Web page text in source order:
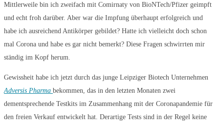
Mittlerweile bin ich zweifach mit Comirnaty von BioNTech/Pfizer geimpft
und echt froh darüber. Aber war die Impfung überhaupt erfolgreich und
habe ich ausreichend Antikörper gebildet? Hatte ich vielleicht doch schon
mal Corona und habe es gar nicht bemerkt? Diese Fragen schwirrten mir
ständig im Kopf herum.
Gewissheit habe ich jetzt durch das junge Leipziger Biotech Unternehmen
Adversis Pharma bekommen, das in den letzten Monaten zwei
dementsprechende Testkits im Zusammenhang mit der Coronapandemie für
den freien Verkauf entwickelt hat. Derartige Tests sind in der Regel keine